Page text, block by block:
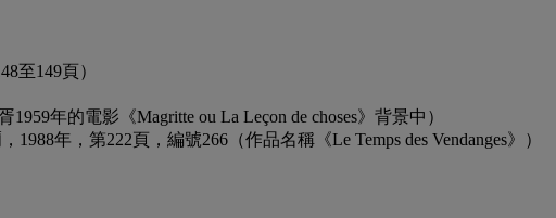
至149頁）
年的電影《Magritte ou La Leçon de choses》背景中）
年，第222頁，編號266（作品名稱《Le Temps des Vendanges》）